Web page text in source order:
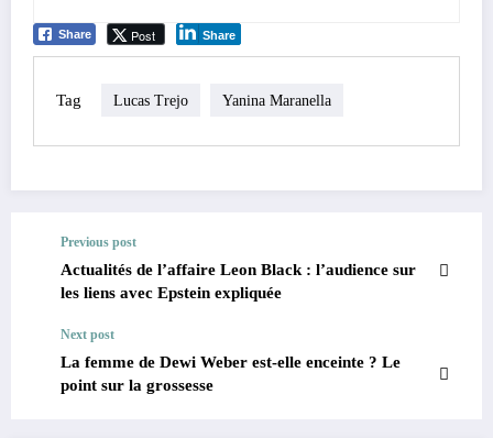
Share Post Share
Tag Lucas Trejo Yanina Maranella
Previous post
Actualités de l’affaire Leon Black : l’audience sur
les liens avec Epstein expliquée
Next post
La femme de Dewi Weber est-elle enceinte ? Le
point sur la grossesse